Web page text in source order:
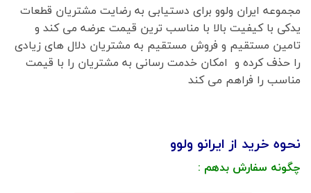
مجموعه ایران ولوو برای دستیابی به رضایت مشتریان قطعات
یدکی با کیفیت بالا با مناسب ترین قیمت عرضه می کند و
تامین مستقیم و فروش مستقیم به مشتریان دلال های زیادی
را حذف کرده و امکان خدمت رسانی به مشتریان را با قیمت
مناسب را فراهم می کند
نحوه خرید از ایرانو ولوو
چگونه سفارش بدهم :